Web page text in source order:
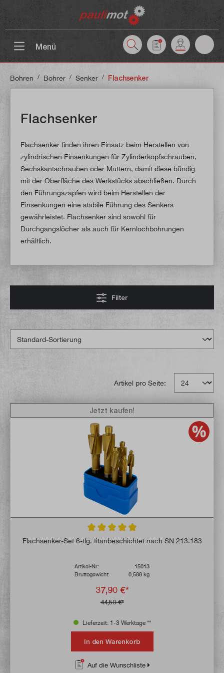
Menü
Bohren / Bohrer / Senker / Flachsenker
Flachsenker
Flachsenker finden ihren Einsatz beim Herstellen von
zylindrischen Einsenkungen für Zylinderkopfschrauben,
Sechskantschrauben oder Muttern, damit diese bündig
mit der Oberfläche des Werkstücks abschließen. Durch
den Führungszapfen wird beim Herstellen der
Einsenkungen eine stabile Führung des Senkers
gewährleistet. Flachsenker sind sowohl für
Durchgangslöcher als auch für Kernlochbohrungen
erhältlich.
Filter
Artikel pro Seite:
Durchschnittliche Bewertung von 4.9 von
Flachsenker-Set 6-tlg. titanbeschichtet nach SN 213.183
Artikel-Nr:
15013
Bruttogewicht:
0,588 kg
37,90 €*
44,50 €*
Jetzt kaufen!
Lieferzeit: 1-3 Werktage **
In den Warenkorb
Auf die Wunschliste